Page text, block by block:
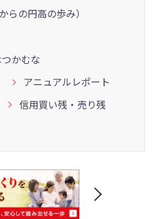
らの円高の歩み）
かむな
アニュアルレポート
信用買い残・売り残